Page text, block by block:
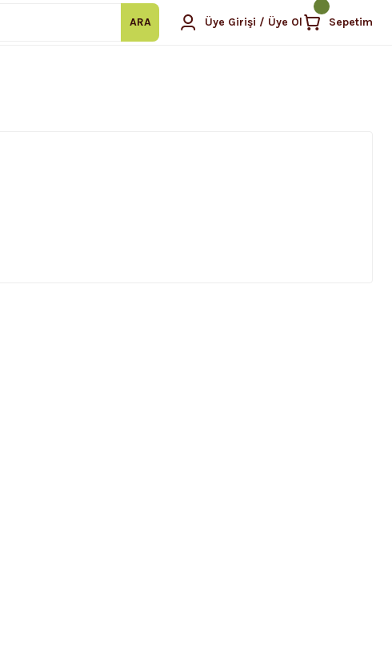
ARA Üye Girişi / Üye Ol Sepetim